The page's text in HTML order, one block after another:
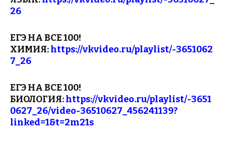
26
ЕГЭ НА ВСЕ 100!
ХИМИЯ:https://vkvideo.ru/playlist/-3651062
7_26
ЕГЭ НА ВСЕ 100!
БИОЛОГИЯ:https://vkvideo.ru/playlist/-3651
0627_26/video-36510627_456241139?
linked=1&t=2m21s